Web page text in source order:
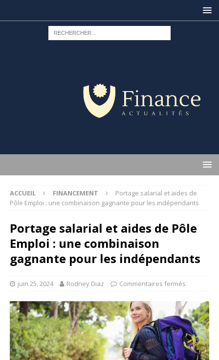
ACCUEIL FINANCEMENT
Portage salarial et aides de
Pôle Emploi : une combinaison gagnante pour les indépendants
Portage salarial et aides de Pôle
Emploi : une combinaison
gagnante pour les indépendants
juin 25, 2024 Rodney Diaz Commentaires fermés